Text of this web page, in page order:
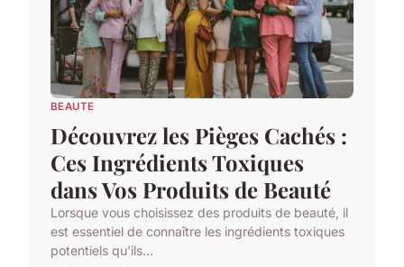
BEAUTE
Découvrez les Pièges Cachés :
Ces Ingrédients Toxiques
dans Vos Produits de Beauté
Lorsque vous choisissez des produits de beauté, il
est essentiel de connaître les ingrédients toxiques
potentiels qu'ils...